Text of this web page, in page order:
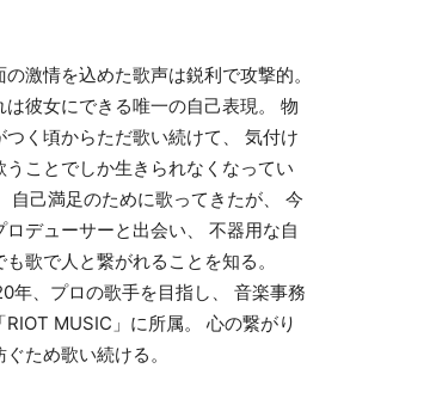
の激情を込めた歌声は鋭利で攻撃的。
は彼女にできる唯一の自己表現。 物
つく頃からただ歌い続けて、 気付け
うことでしか生きられなくなってい
自己満足のために歌ってきたが、 今
ロデューサーと出会い、 不器用な自
も歌で人と繋がれることを知る。
年、プロの歌手を目指し、 音楽事務
RIOT MUSIC」に所属。 心の繋がり
ぐため歌い続ける。